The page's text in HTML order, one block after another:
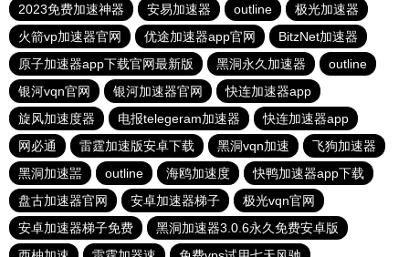
2023免费加速神器
安易加速器 outline
极光加速器
火箭vp加速器官网
优途加速器app官网
BitzNet加速器
原子加速器app下载官网最新版
黑洞永久加速器
outline
银河vqn官网
银河加速器官网
快连加速器app
旋风加速度器
电报telegeram加速器
快连加速器app
网必通
雷霆加速版安卓下载 黑洞vqn加速
飞狗加速器
黑洞加速噐
outline 海鸥加速度
快鸭加速器app下载
盘古加速器官网
安卓加速器梯子
极光vqn官网
安卓加速器梯子免费
黑洞加速器3.0.6永久免费安卓版